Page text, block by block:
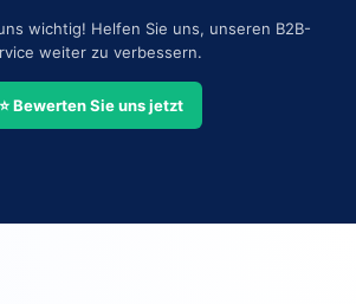
wichtig! Helfen Sie uns, unseren B2B-
weiter zu verbessern.
⭐ Bewerten Sie uns jetzt